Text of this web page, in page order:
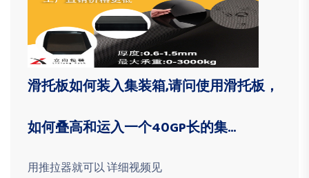
滑托板如何装入集装箱,请问使用滑托板，
如何叠高和运入一个40GP长的集...
用推拉器就可以 详细视频见